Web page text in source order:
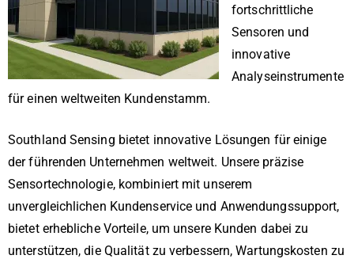
fortschrittliche
Sensoren und
innovative
Analyseinstrumente
für einen weltweiten Kundenstamm.
Southland Sensing bietet innovative Lösungen für einige
der führenden Unternehmen weltweit. Unsere präzise
Sensortechnologie, kombiniert mit unserem
unvergleichlichen Kundenservice und Anwendungssupport,
bietet erhebliche Vorteile, um unsere Kunden dabei zu
unterstützen, die Qualität zu verbessern, Wartungskosten zu